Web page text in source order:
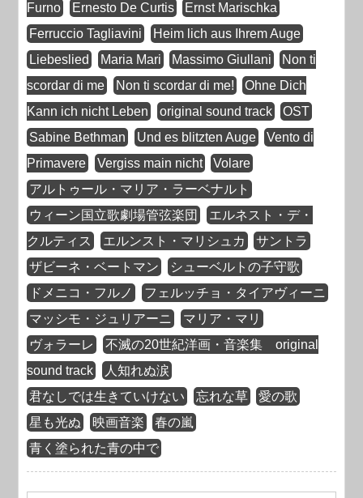
Furno
Ernesto De Curtis
Ernst Marischka
Ferruccio Tagliavini
Heim lich aus Ihrem Auge
Liebeslied
Maria Mari Massimo Giullani
Non ti
scordar di me
Non ti scordar di me!
Ohne Dich
Kann ich nicht Leben
original sound track
OST
Sabine Bethman
Und es blitzten Auge
Vento di
Primavere
Vergiss main nicht
Volare
アルトゥール・マリア・ラーベナルト
ウィーン国立歌劇場管弦楽団
エルネスト・デ・
クルティス
エルンスト・マリシュカ
サントラ
ザビーネ・ベートマン
シューベルトの子守歌
ドメニコ・フルノ
フェルッチョ・タイアヴィーニ
マッシモ・ジュリアーニ
マリア・マリ
ヴォラーレ
不滅の20世紀洋画・音楽集 original
sound track
人知れぬ涙
君なしでは生きていけない
忘れな草
愛の歌
星も光ぬ
映画音楽
春の嵐
青く塗られた青の中で